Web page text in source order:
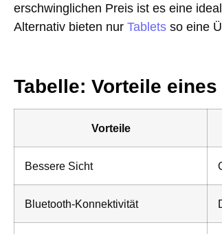
erschwinglichen Preis ist es eine
Alternativ bieten nur Tablets so eine
Tabelle: Vorteile
Vorteile
Bessere Sicht
Bluetooth-Konnektivität